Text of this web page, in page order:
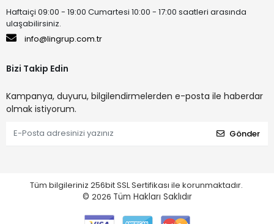
Haftaiçi 09:00 - 19:00 Cumartesi 10:00 - 17:00 saatleri arasında
ulaşabilirsiniz.
info@lingrup.com.tr
Bizi Takip Edin
Kampanya, duyuru, bilgilendirmelerden e-posta ile haberdar
olmak istiyorum.
Gönder
Tüm bilgileriniz 256bit SSL Sertifikası ile korunmaktadır.
© 2026 Tüm Hakları Saklıdır